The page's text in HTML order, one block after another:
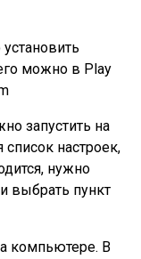
можно в Play
запустить на
список настроек,
нужно
выбрать пункт
компьютере. В